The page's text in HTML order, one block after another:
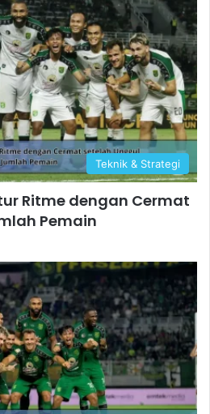
Teknik & Strategi
Ritme dengan Cermat
Pemain